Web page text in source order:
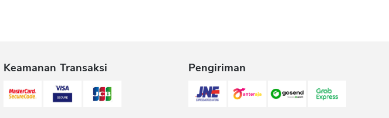
Keamanan Transaksi Pengiriman